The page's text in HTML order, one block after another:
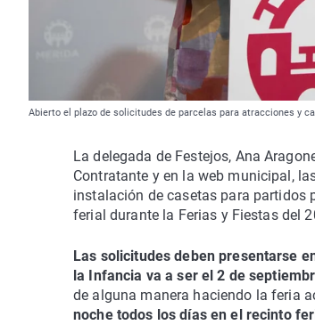
Abierto el plazo de solicitudes de parcelas para atracciones y
La delegada de Festejos, Ana
Contratante y en la web municipal,
instalación de casetas para partidos
ferial durante la Ferias y Fiestas del
Las solicitudes deben presentarse
la Infancia va a ser el 2 de
de alguna manera haciendo la feria
noche todos los días en el recinto